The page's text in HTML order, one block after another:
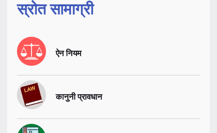
स्रोत सामाग्री
ऐन नियम
कानुनी प्रावधान